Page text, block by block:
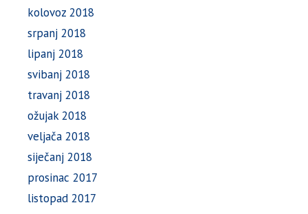
kolovoz 2018
srpanj 2018
lipanj 2018
svibanj 2018
travanj 2018
ožujak 2018
veljača 2018
siječanj 2018
prosinac 2017
listopad 2017